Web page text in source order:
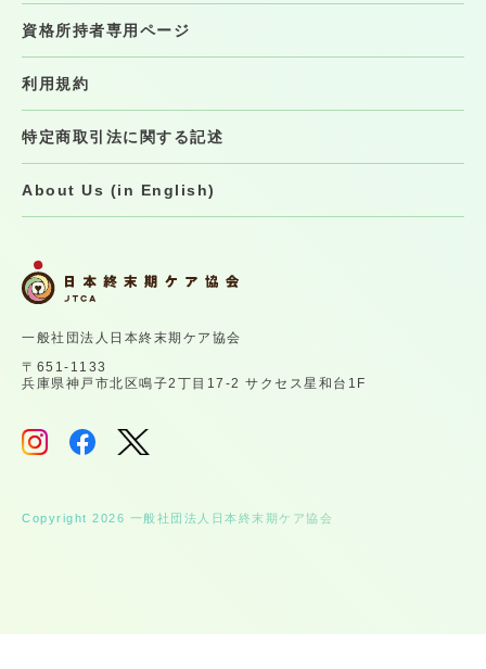
一般社団法人日本終末期ケア協会
〒651-1133
兵庫県神戸市北区鳴子2丁目17-2 サクセス星和台1F
Copyright 2026 一般社団法人日本終末期ケア協会
資格所持者専用ページ
利用規約
特定商取引法に関する記述
About Us (in English)